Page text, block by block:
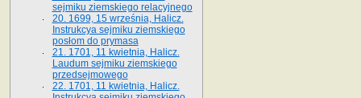
sejmiku ziemskiego relacyjnego
20. 1699, 15 września, Halicz.
Instrukcya sejmiku ziemskiego
posłom do prymasa
21. 1701, 11 kwietnia, Halicz.
Laudum sejmiku ziemskiego
przedsejmowego
22. 1701, 11 kwietnia, Halicz.